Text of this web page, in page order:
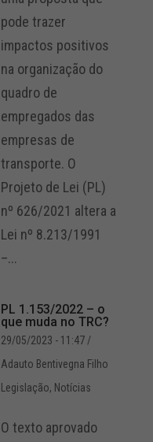
pode trazer
impactos positivos
na organização do
quadro de
empregados das
empresas de
transporte. O
Projeto de Lei (PL)
nº 626/2021 altera a
Lei nº 8.213/1991
–...
PL 1.153/2022 – o
que muda no TRC?
29/05/2023 - 11:47/
Adauto Bentivegna Filho
Legislação, Notícias
O texto aprovado